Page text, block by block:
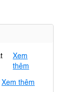
Xem
thêm
Xem thêm